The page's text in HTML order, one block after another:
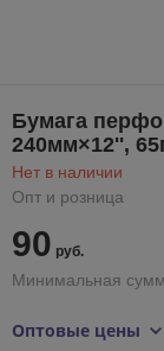
Бумага
240мм×12'',
Нет в наличии
Опт и розница
90 руб.
Минимальная
Оптовые цены